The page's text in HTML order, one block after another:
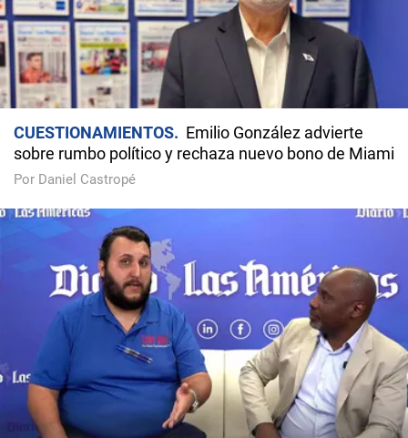
CUESTIONAMIENTOS
Emilio González advierte
sobre rumbo político y rechaza nuevo bono de Miami
Por Daniel Castropé